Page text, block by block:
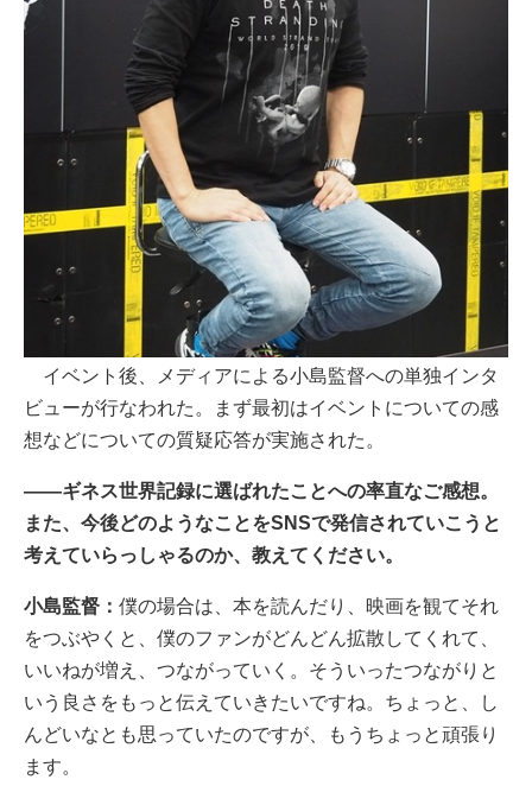
イベント後、メディアによる小島監督への単独インタ
ビューが行なわれた。まず最初はイベントについての感
想などについての質疑応答が実施された。
――ギネス世界記録に選ばれたことへの率直なご感想。
また、今後どのようなことをSNSで発信されていこうと
考えていらっしゃるのか、教えてください。
小島監督： 僕の場合は、本を読んだり、映画を観てそれ
をつぶやくと、僕のファンがどんどん拡散してくれて、
いいねが増え、つながっていく。そういったつながりと
いう良さをもっと伝えていきたいですね。ちょっと、し
んどいなとも思っていたのですが、もうちょっと頑張り
ます。